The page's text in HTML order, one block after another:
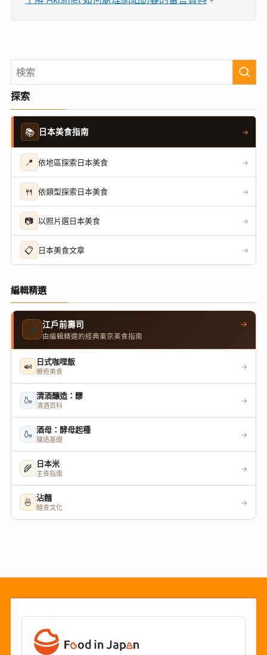
探索
📚 日本美食指南 →
📍 依地區探索日本美食 →
🍴 依類型探索日本美食 →
📷 以照片選日本美食 →
📋 日本美食文章 →
編輯精選
🍣 江戶前壽司
由編輯精選的經典東京美食指南
→
🍛 日式咖哩飯
療癒美食
→
🍶 清酒釀造：醪
清酒百科
→
🍶 酒母：酵母起種
釀造基礎
→
🌾 日本米
主食指南
→
🍜 沾麵
麵食文化
→